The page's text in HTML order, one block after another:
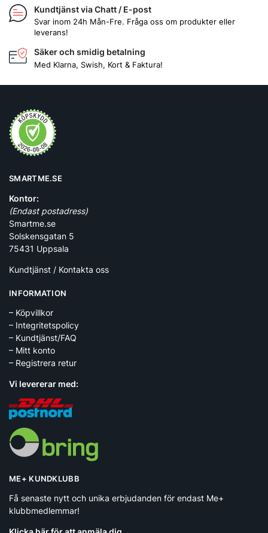
Kundtjänst via Chatt / E-post
Svar inom 24h Mån-Fre. Fråga oss om produkter eller
leverans!
Säker och smidig betalning
Med Klarna, Swish, Kort & Faktura!
SMARTME.SE
Kontor:
(Endast postadress)
Smartme.se
Solskensgatan 5
75431 Uppsala
Kundtjänst / Kontakta oss
INFORMATION
– Köpvillkor
– Integritetspolicy
– Kundtjänst/FAQ
– Mitt konto
– Registrera retur
Vi levererar med:
ME+ KUNDKLUBB
Få senaste nytt och unika erbjudanden för endast Me+
klubbmedlemmar!